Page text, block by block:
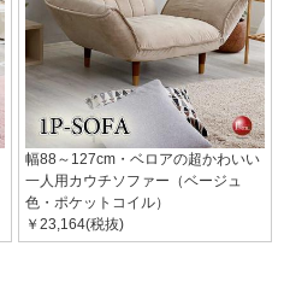
幅88～127cm・ベロアの超かわいい
一人用カウチソファー（ベージュ
色・ポケットコイル）
￥23,164(税抜)